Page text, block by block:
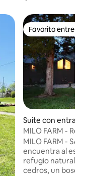
Favorito entre
Favorito entre
Suite con entrada
ente en Buckner
MILO FARM -
City
MILO FARM -
encuentra al este
refugio natural
cedros, un